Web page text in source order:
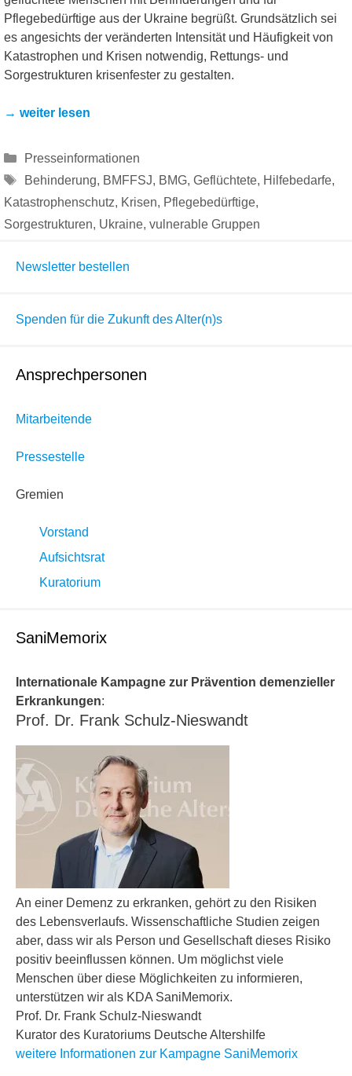
Pflegebedürftige aus der Ukraine begrüßt. Grundsätzlich sei
es angesichts der veränderten Intensität und Häufigkeit von
Katastrophen und Krisen notwendig, Rettungs- und
Sorgestrukturen krisenfester zu gestalten.
→ weiter lesen
Kategorien
Presseinformationen
Schlagwörter
Behinderung, BMFFSJ, BMG, Geflüchtete, Hilfebedarfe,
Katastrophenschutz, Krisen, Pflegebedürftige,
Sorgestrukturen, Ukraine, vulnerable Gruppen
Newsletter bestellen
Spenden für die Zukunft des Alter(n)s
Ansprechpersonen
Mitarbeitende
Pressestelle
Gremien
Vorstand
Aufsichtsrat
Kuratorium
SaniMemorix
Internationale Kampagne zur Prävention demenzieller
Erkrankungen:
Prof. Dr. Frank Schulz-Nieswandt
An einer Demenz zu erkranken, gehört zu den Risiken
des Lebensverlaufs. Wissenschaftliche Studien zeigen
aber, dass wir als Person und Gesellschaft dieses Risiko
positiv beeinflussen können. Um möglichst viele
Menschen über diese Möglichkeiten zu informieren,
unterstützen wir als KDA SaniMemorix.
Prof. Dr. Frank Schulz-Nieswandt
Kurator des Kuratoriums Deutsche Altershilfe
weitere Informationen zur Kampagne SaniMemorix